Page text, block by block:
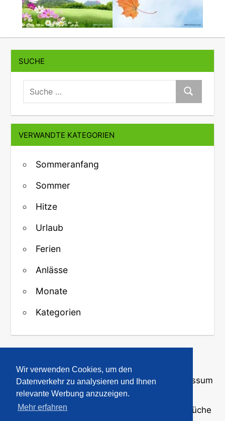
Wir verwenden Cookies, um den
Datenverkehr zu analysieren und Ihnen
relevante Werbung anzuzeigen.
Mehr erfahren
SUCHE
suche:
Suche
VERWANDTE KATEGORIEN
Sommeranfang
Sommer
Hitze
Urlaub
Ferien
Anlässe
Monate
Kategorien
↑ Zurück zum Anfang
Über uns·Kontakt·Datenschutz Impressum
© 2008-2026
· Bilder und Sprüche